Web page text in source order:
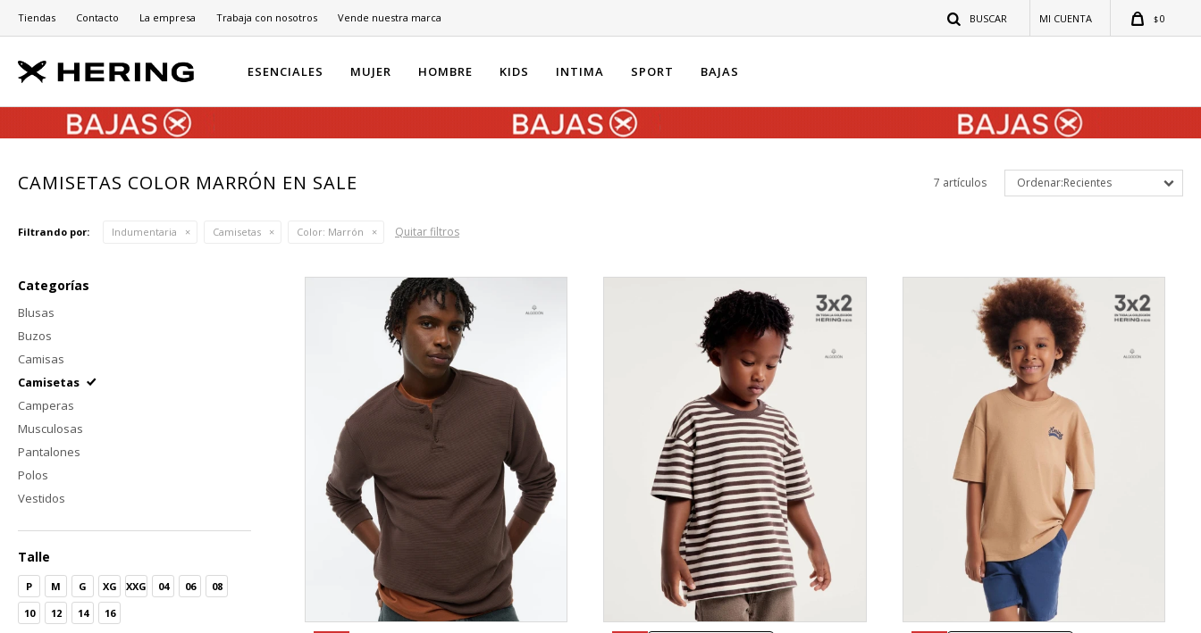
ESENCIALES MUJER HOMBRE KIDS INTIMA SPORT BAJAS
$0
Tiendas Contacto La empresa Trabaja con nosotros Vende nuestra marca
CAMISETAS COLOR MARRÓN EN SALE 7 artículos Recientes
Filtrando por: Indumentaria Camisetas Color: Marrón Quitar filtros
Categorías
Blusas
Buzos
Camisas
Camisetas
Camperas
Musculosas
Pantalones
Polos
Vestidos
Talle
P M G XG XXG 04 06
08
10
12 14 16